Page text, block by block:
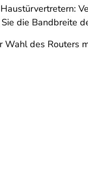
die Bandbreite
Wahl des Routers